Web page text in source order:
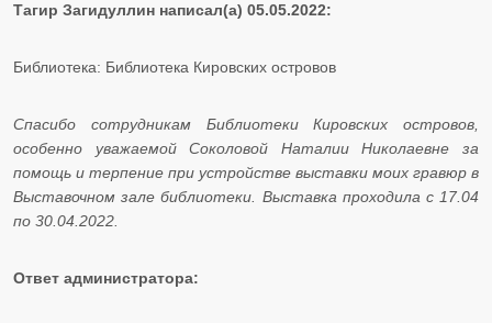
Тагир Загидуллин написал(а) 05.05.2022:
Библиотека: Библиотека Кировских островов
Спасибо сотрудникам Библиотеки Кировских островов,
особенно уважаемой Соколовой Наталии Николаевне за
помощь и терпение при устройстве выставки моих гравюр в
Выставочном зале библиотеки. Выставка проходила с 17.04
по 30.04.2022.
Ответ администратора: